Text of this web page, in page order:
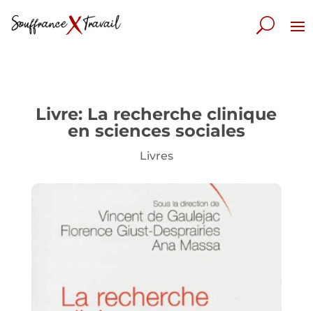
Livre: La recherche clinique
en sciences sociales
Livres